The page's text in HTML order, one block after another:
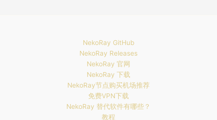
NekoRay GitHub
NekoRay Releases
NekoRay 官网
NekoRay 下载
NekoRay节点购买机场推荐
免费VPN下载
NekoRay 替代软件有哪些？
教程